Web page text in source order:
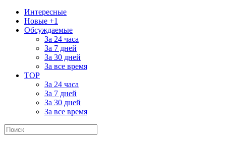
Интересные
Новые +1
Обсуждаемые
За 24 часа
За 7 дней
За 30 дней
За все время
TOP
За 24 часа
За 7 дней
За 30 дней
За все время